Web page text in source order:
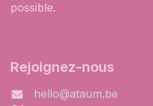
possible.
Rejoignez-nous
hello@ataum.be